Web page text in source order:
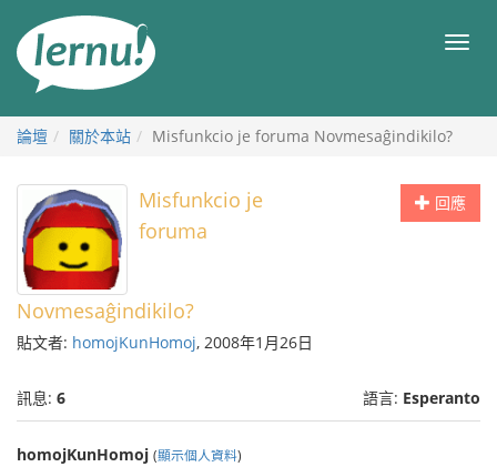
目
論壇 關於本站 Misfunkcio je foruma Novmesaĝindikilo?
回應
Misfunkcio je
foruma
Novmesaĝindikilo?
貼文者: homojKunHomoj, 2008年1月26日
訊息: 6 語言: Esperanto
homojKunHomoj (顯示個人資料)